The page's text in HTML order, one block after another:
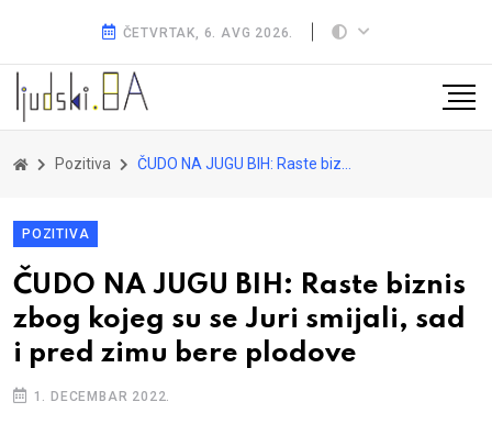
ČETVRTAK, 6. AVG 2026.
Pozitiva ČUDO NA JUGU BIH: Raste biznis zbog kojeg su se Juri smijali, sad i pred zimu bere plodove
POZITIVA
ČUDO NA JUGU BIH: Raste biznis
zbog kojeg su se Juri smijali, sad
i pred zimu bere plodove
1. DECEMBAR 2022.